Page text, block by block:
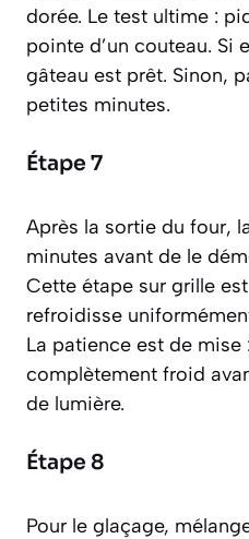
dorée. Le test ultime :
pointe d’un couteau. Si
gâteau est prêt. Sinon,
petites minutes.
Étape 7
Après la sortie du four,
minutes avant de le
Cette étape sur grille
refroidisse
La patience est de
complètement froid
de lumière.
Étape 8
Pour le glaçage,